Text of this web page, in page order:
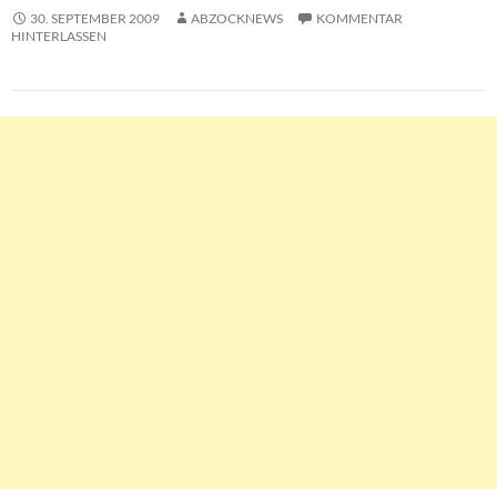
30. SEPTEMBER 2009 ABZOCKNEWS
KOMMENTAR
HINTERLASSEN